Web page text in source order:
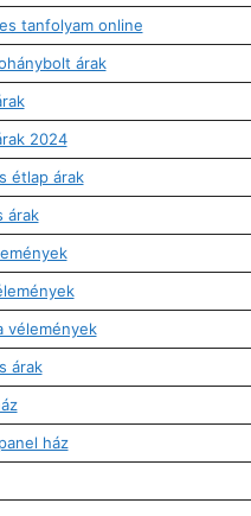
tanfolyam online
árak
2024
étlap árak
árak
vélemények
árak
ház